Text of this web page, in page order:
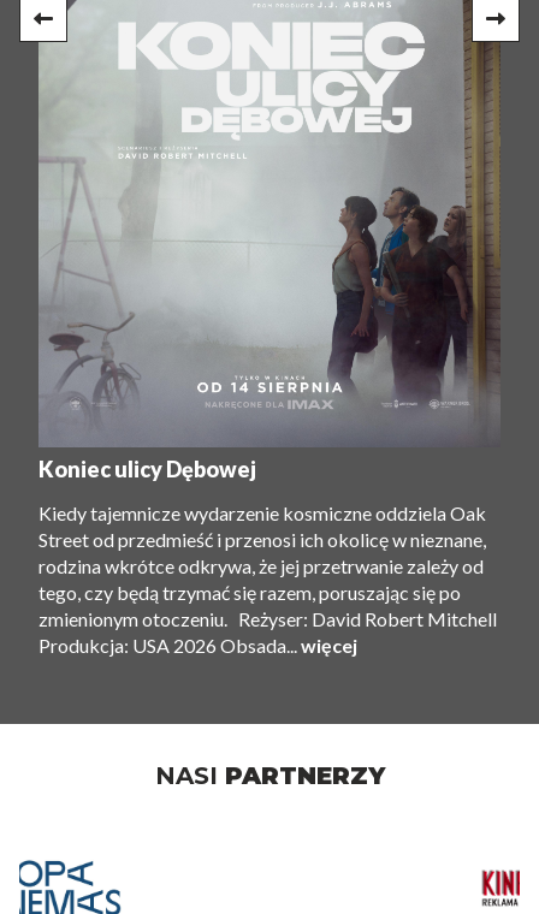
Koniec ulicy Dębowej
Kiedy tajemnicze wydarzenie kosmiczne oddziela Oak
Street od przedmieść i przenosi ich okolicę w nieznane,
rodzina wkrótce odkrywa, że ​​jej przetrwanie zależy od
tego, czy będą trzymać się razem, poruszając się po
zmienionym otoczeniu. Reżyser: David Robert Mitchell
Produkcja: USA 2026 Obsada...więcej
NASI PARTNERZY